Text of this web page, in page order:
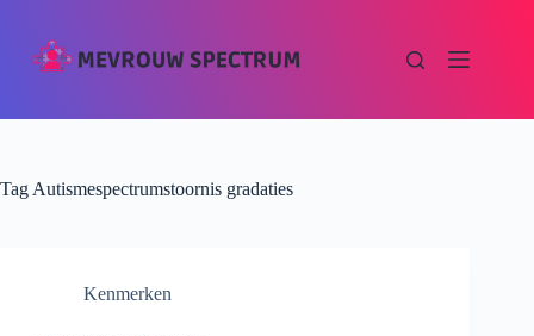
Tag Autismespectrumstoornis gradaties
Kenmerken